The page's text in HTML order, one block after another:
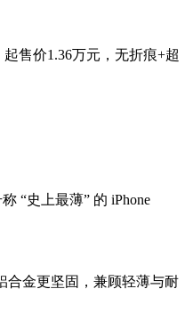
“史上最薄” 的 iPhone
合金更坚固，兼顾轻薄与耐